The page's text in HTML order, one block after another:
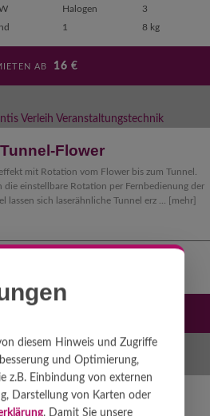
Halogen
3
1 8 kg
AB 16 €
Flower
mit Rotation vom Flower bis zum Tunnel.
die einstellbare Rotation per Fernbedienung der
lassen sich laserähnliche Tunnel erz ...
[mehr]
Sun
diesem Hinweis und Zugriffe
und Optimierung,
z.B. Einbindung von externen
Darstellung von Karten oder
. Damit Sie unsere